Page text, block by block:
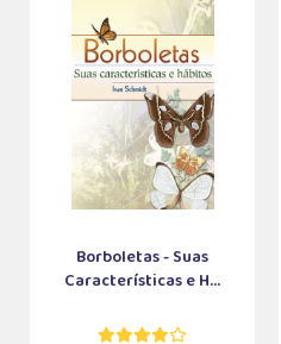
Borboletas - Suas
Características e H...